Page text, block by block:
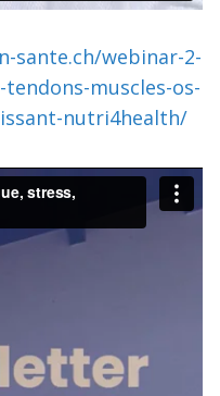
sante.ch/webinar-2-
muscles-os-
nutri4health/